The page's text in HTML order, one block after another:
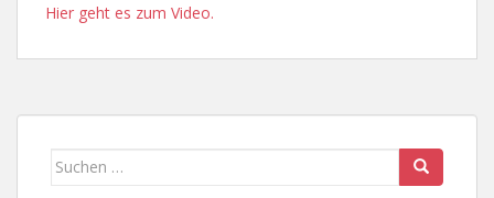
Hier geht es zum Video.
Suchen